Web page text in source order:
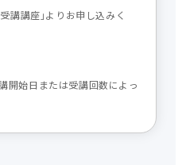
講講座｣よりお申し込みく
開始日または受講回数によっ